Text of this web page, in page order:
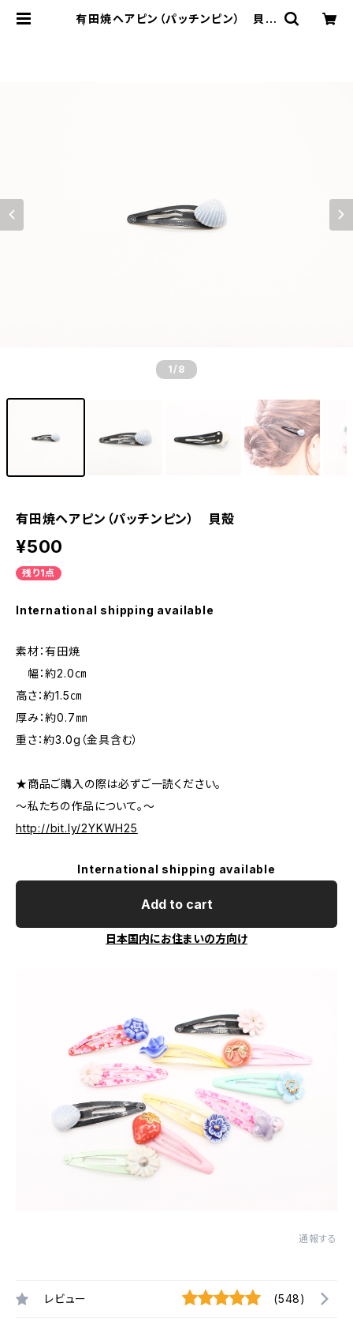
有田焼ヘアピン（パッチンピン） 貝殻
1 /8
有田焼ヘアピン（パッチンピン） 貝殻
¥500
残り1点
International shipping available
素材：有田焼
幅：約2.0㎝
高さ：約1.5㎝
厚み：約0.7㎜
重さ：約3.0g（金具含む）
★商品ご購入の際は必ずご一読ください。
～私たちの作品について。～
http://bit.ly/2YKWH25
International shipping available
Add to cart
日本国内にお住まいの方向け
通報する
レビュー (548)